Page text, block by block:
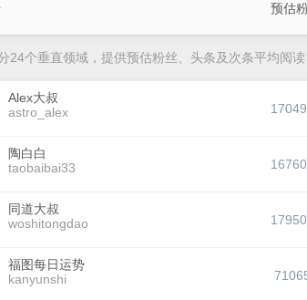
预估
24个垂直领域，提供预估粉丝、头条及次条平均阅
Alex大叔
astro_alex
陶白白
taobaibai33
同道大叔
woshitongdao
福图每日运势
kanyunshi